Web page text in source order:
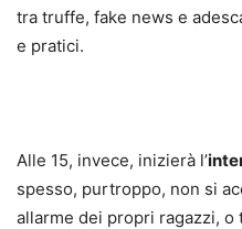
tra truffe, fake news e
e pratici.
Alle 15, invece, inizierà l’
spesso, purtroppo, non si
allarme dei propri ragazzi,